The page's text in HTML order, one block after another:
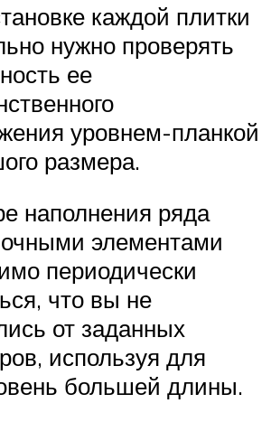
каждой плитки
нужно проверять
ее
уровнем-планкой
размера.
наполнения ряда
элементами
периодически
что вы не
от заданных
используя для
большей длины.